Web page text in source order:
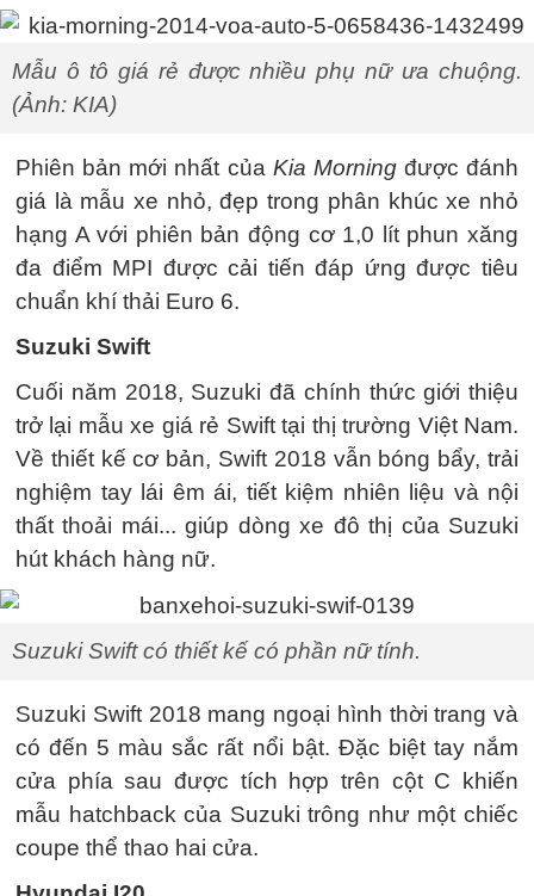
Mẫu ô tô giá rẻ được nhiều phụ nữ ưa chuộng.
(Ảnh: KIA)
Phiên bản mới nhất của Kia Morningđược đánh
giá là mẫu xe nhỏ, đẹp trong phân khúc xe nhỏ
hạng A với phiên bản động cơ 1,0 lít phun xăng
đa điểm MPI được cải tiến đáp ứng được tiêu
chuẩn khí thải Euro 6.
Suzuki Swift
Cuối năm 2018, Suzuki đã chính thức giới thiệu
trở lại mẫu xe giá rẻ Swift tại thị trường Việt Nam.
Về thiết kế cơ bản, Swift 2018 vẫn bóng bẩy, trải
nghiệm tay lái êm ái, tiết kiệm nhiên liệu và nội
thất thoải mái... giúp dòng xe đô thị của Suzuki
hút khách hàng nữ.
Suzuki Swift có thiết kế có phần nữ tính.
Suzuki Swift 2018 mang ngoại hình thời trang và
có đến 5 màu sắc rất nổi bật. Đặc biệt tay nắm
cửa phía sau được tích hợp trên cột C khiến
mẫu hatchback của Suzuki trông như một chiếc
coupe thể thao hai cửa.